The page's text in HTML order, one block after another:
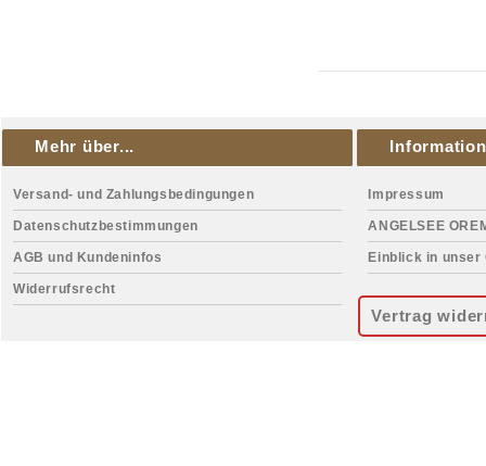
Mehr über...
Versand- und Zahlungsbedingungen
Datenschutzbestimmungen
AGB und Kundeninfos
Widerrufsrecht
Impressum
ANGELSEE
Einblick in unser
Vertrag